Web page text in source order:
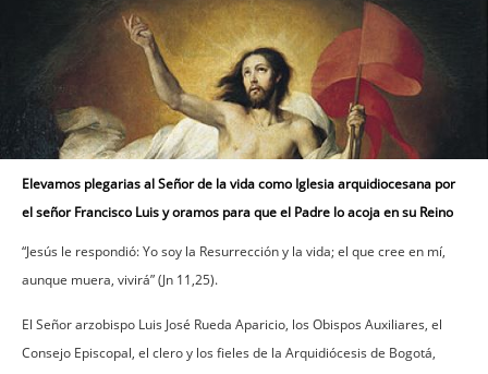
Elevamos plegarias al Señor de la vida como Iglesia arquidiocesana por
el señor Francisco Luis y oramos para que el Padre lo acoja en su Reino
“Jesús le respondió: Yo soy la Resurrección y la vida; el que cree en mí,
aunque muera, vivirá” (Jn 11,25).
El Señor arzobispo Luis José Rueda Aparicio, los Obispos Auxiliares, el
Consejo Episcopal, el clero y los fieles de la Arquidiócesis de Bogotá,